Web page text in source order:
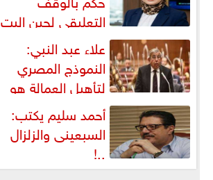
التعليقي لحين البت
في الطعن على... علاء عبد النبي:
النموذج المصري
لتأهيل العمالة هو
البديل العملي والأمثل لأزمات...
أحمد سليم يكتب:
السبعينى والزلزال
..!